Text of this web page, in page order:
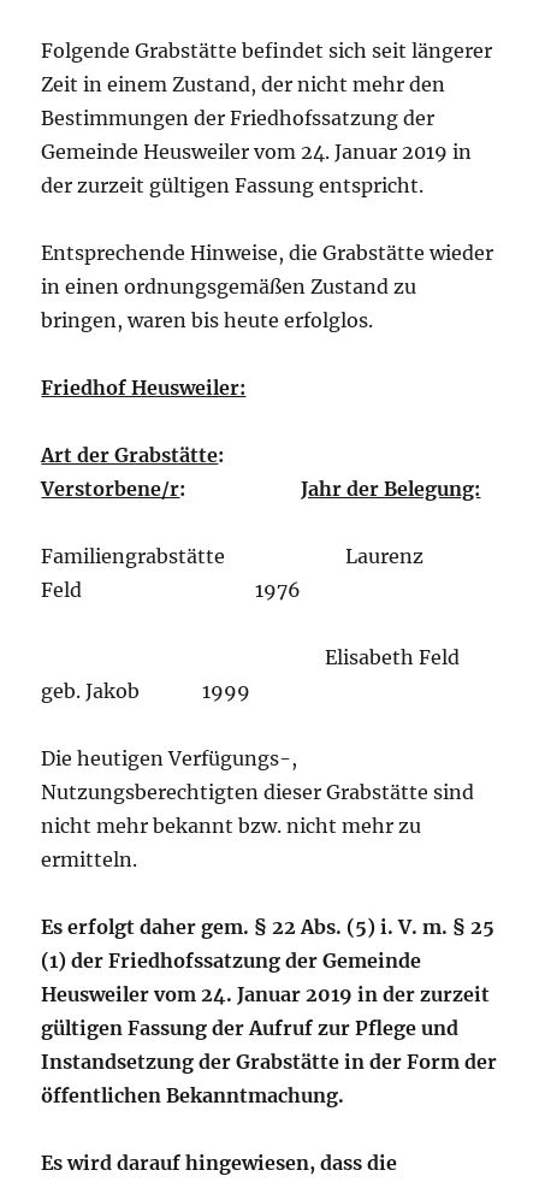
Folgende Grabstätte befindet sich seit längerer
Zeit in einem Zustand, der nicht mehr den
Bestimmungen der Friedhofssatzung der
Gemeinde Heusweiler vom 24. Januar 2019 in
der zurzeit gültigen Fassung entspricht.
Entsprechende Hinweise, die Grabstätte wieder
in einen ordnungsgemäßen Zustand zu
bringen, waren bis heute erfolglos.
Friedhof Heusweiler:
Art der Grabstätte:
Verstorbene/r:Jahr der Belegung:
Familiengrabstätte Laurenz
Feld 1976
Elisabeth Feld
geb. Jakob 1999
Die heutigen Verfügungs-,
Nutzungsberechtigten dieser Grabstätte sind
nicht mehr bekannt bzw. nicht mehr zu
ermitteln.
Es erfolgt daher gem. § 22 Abs. (5) i. V. m. § 25
(1) der Friedhofssatzung der Gemeinde
Heusweiler vom 24. Januar 2019 in der zurzeit
gültigen Fassung der Aufruf zur Pflege und
Instandsetzung der Grabstätte in der Form der
öffentlichen Bekanntmachung.
Es wird darauf hingewiesen, dass die